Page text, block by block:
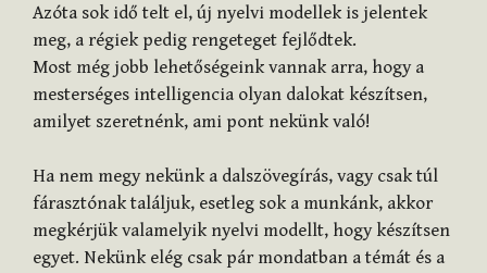
Azóta sok idő telt el, új nyelvi modellek is jelentek
meg, a régiek pedig rengeteget fejlődtek.
Most még jobb lehetőségeink vannak arra, hogy a
mesterséges intelligencia olyan dalokat készítsen,
amilyet szeretnénk, ami pont nekünk való!
Ha nem megy nekünk a dalszövegírás, vagy csak túl
fárasztónak találjuk, esetleg sok a munkánk, akkor
megkérjük valamelyik nyelvi modellt, hogy készítsen
egyet. Nekünk elég csak pár mondatban a témát és a